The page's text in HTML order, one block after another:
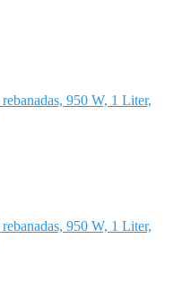
950 W, 1 Liter,
950 W, 1 Liter,